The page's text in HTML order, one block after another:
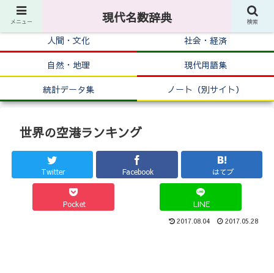
人間・文化
社会・経済
自然・地理
現代用語集
統計データ集
ノート（別サイト）
世界の空港ランキング
Twitter Facebook はてブ
Pocket LINE
2017.08.04 2017.05.28
メニュー 現代名数辞典 検索